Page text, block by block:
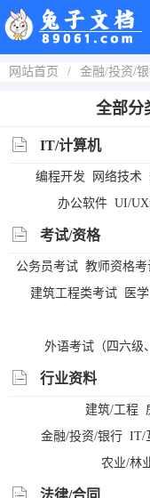
网站首页 / 金融/投资/
全部分
IT/计算机
编程开发 网络技术
办公软件 UI/
考试/资格
公务员考试 教师资格考
建筑工程类考试
医
外语考试（四六级
行业资料
建筑/工程
金融/投资/银行 IT/
农业/林
法律/合同